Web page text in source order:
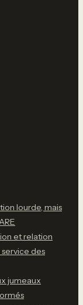
lourde, mais
et relation
des
jumeaux